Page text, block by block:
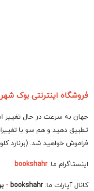
فروشگاه اینترنتی بوک شهر
جهان به سرعت در حال تغییر
تطبیق دهید و هم سو با
فراموش خواهید شد. (برنارد
اینستاگرام ما: bookshahr
کانال آپارات ما: bookshahr
-